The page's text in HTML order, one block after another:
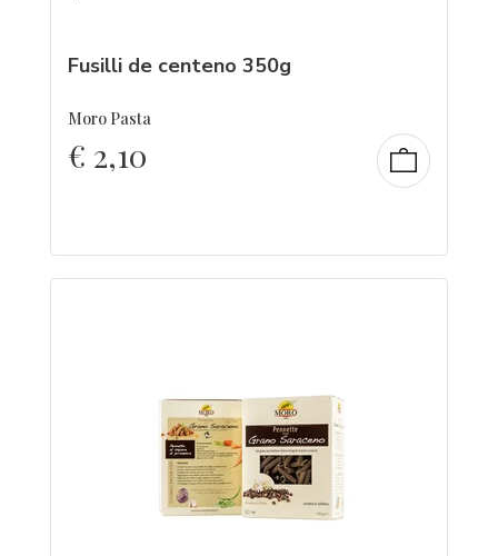
Fusilli de centeno 350g
Moro Pasta
€ 2,10